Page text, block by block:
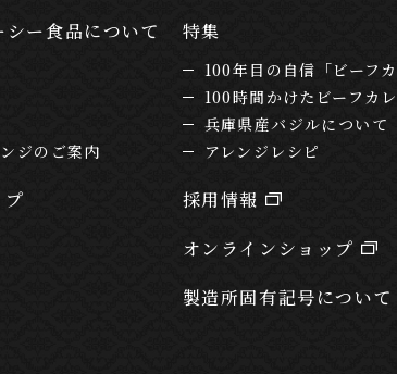
シー食品について
ジのご案内
特集
100年目の自信「ビーフカ
100時間かけたビーフカ
兵庫県産バジルについて
アレンジレシピ
採用情報
オンラインショップ
製造所固有記号について